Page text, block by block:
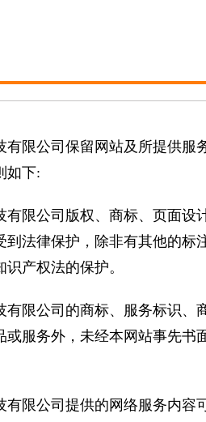
有限公司保留网站及所提供
如下:
有限公司版权、商标、页面
到法律保护，除非有其他的
产权法的保护。
限公司的商标、服务标识、
或服务外，未经本网站事先书
有限公司提供的网络服务内容